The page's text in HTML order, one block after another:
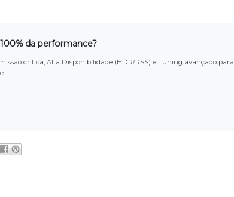
da performance?
crítica, Alta Disponibilidade (HDR/RSS) e Tuning avançado para